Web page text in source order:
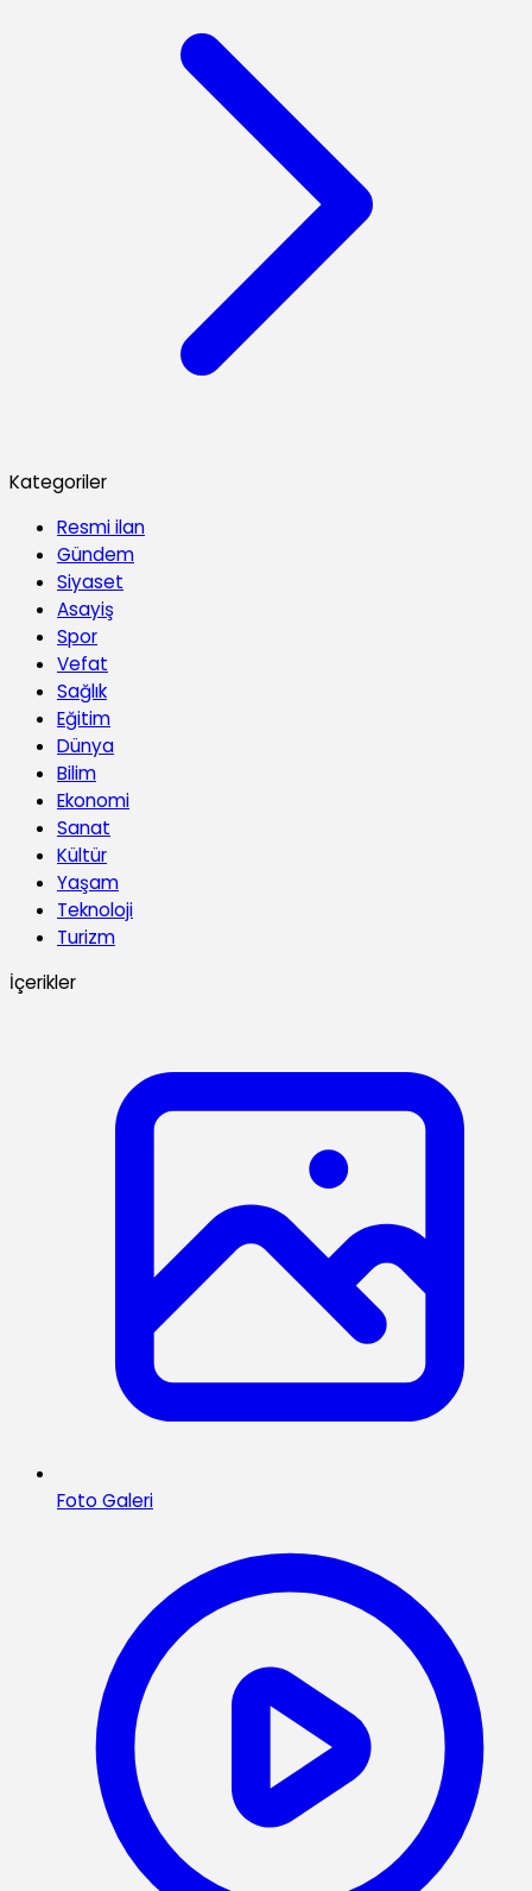
Kategoriler
Resmi ilan
Gündem
Siyaset
Asayiş
Spor
Vefat
Sağlık
Eğitim
Dünya
Bilim
Ekonomi
Sanat
Kültür
Yaşam
Teknoloji
Turizm
İçerikler
Foto Galeri